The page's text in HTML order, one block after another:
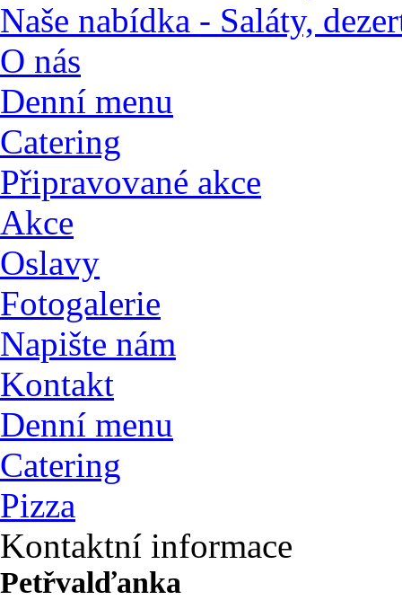
Naše nabídka - Saláty,
O nás
Denní menu
Catering
Připravované akce
Akce
Oslavy
Fotogalerie
Napište nám
Kontakt
Denní menu
Catering
Pizza
Kontaktní informace
Petřvalďanka